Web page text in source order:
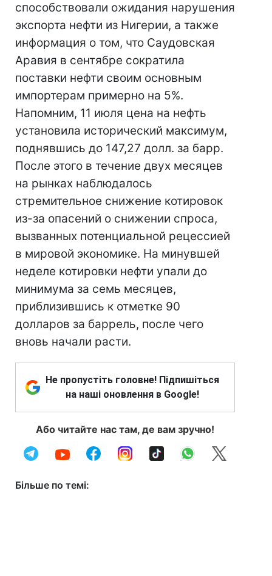
способствовали ожидания нарушения
экспорта нефти из Нигерии, а также
информация о том, что Саудовская
Аравия в сентябре сократила
поставки нефти своим основным
импортерам примерно на 5%.
Напомним, 11 июля цена на нефть
установила исторический максимум,
поднявшись до 147,27 долл. за барр.
После этого в течение двух месяцев
на рынках наблюдалось
стремительное снижение котировок
из-за опасений о снижении спроса,
вызванных потенциальной рецессией
в мировой экономике. На минувшей
неделе котировки нефти упали до
минимума за семь месяцев,
приблизившись к отметке 90
долларов за баррель, после чего
вновь начали расти.
Не пропустіть головне! Підпишіться
на наші оновлення в Google!
Або читайте нас там, де вам зручно!
Більше по темі: